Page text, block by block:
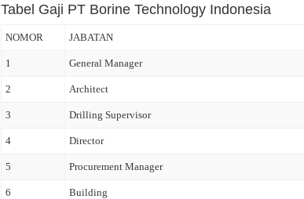
Tabel Gaji PT Borine Technology Indonesia
NOMOR JABATAN
1 General Manager
2 Architect
3 Drilling Supervisor
4 Director
5 Procurement Manager
6 Building